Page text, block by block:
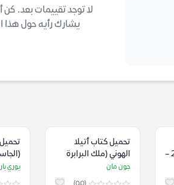
لا توجد تقييمات بعد. كن
يشارك رأيه حول هذا
الحصار في دوما 2013 –
تحميل كتاب أتيلا
الهوني (ملك البرابرة
وسقوط روما) – جون
جون مان
الذي
يوري
يوري